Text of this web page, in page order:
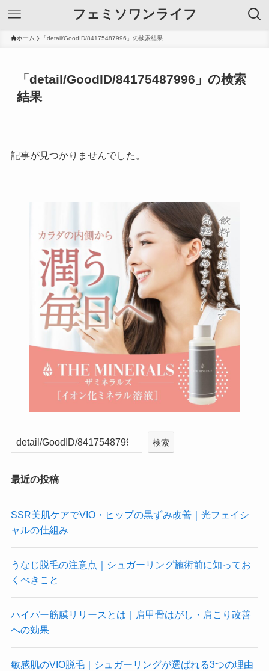
フェミソワンライフ
ホーム 「detail/GoodID/84175487996」の検索結果
「detail/GoodID/84175487996」の検索
結果
記事が見つかりませんでした。
検索
最近の投稿
SSR美肌ケアでVIO・ヒップの黒ずみ改善｜光フェイシ
ャルの仕組み
うなじ脱毛の注意点｜シュガーリング施術前に知ってお
くべきこと
ハイパー筋膜リリースとは｜肩甲骨はがし・肩こり改善
への効果
敏感肌のVIO脱毛｜シュガーリングが選ばれる3つの理由